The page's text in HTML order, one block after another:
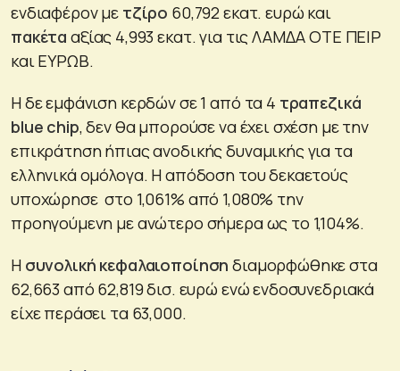
ενδιαφέρον με τζίρο 60,792 εκατ. ευρώ και
πακέτα αξίας 4,993 εκατ. για τις ΛΑΜΔΑ ΟΤΕ ΠΕΙΡ
και ΕΥΡΩΒ.
Η δε εμφάνιση κερδών σε 1 από τα 4 τραπεζικά
blue chip, δεν θα μπορούσε να έχει σχέση με την
επικράτηση ήπιας ανοδικής δυναμικής για τα
ελληνικά ομόλογα. Η απόδοση του δεκαετούς
υποχώρησε στο 1,061% από 1,080% την
προηγούμενη με ανώτερο σήμερα ως το 1,104%.
Η συνολική κεφαλαιοποίηση διαμορφώθηκε στα
62,663 από 62,819 δισ. ευρώ ενώ ενδοσυνεδριακά
είχε περάσει τα 63,000.